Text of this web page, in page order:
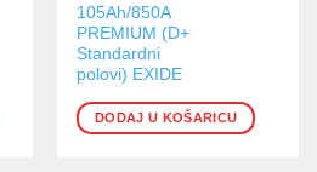
105Ah/850A
PREMIUM (D+
Standardni
polovi) EXIDE
DODAJ U KOŠARICU